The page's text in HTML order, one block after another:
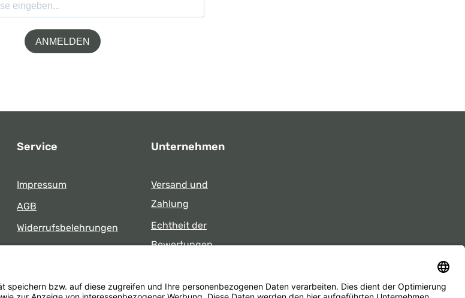
ANMELDEN
Service
Impressum
AGB
Widerrufsbelehrungen
Datenschutz
Unternehmen
Versand und
Zahlung
Echtheit der
Bewertungen
Laden